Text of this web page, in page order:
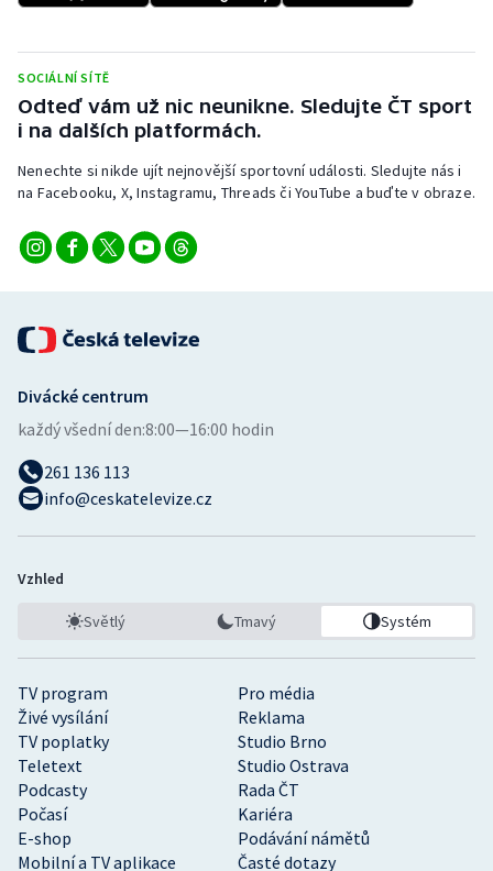
SOCIÁLNÍ SÍTĚ
Odteď vám už nic neunikne. Sledujte ČT sport
i na dalších platformách.
Nenechte si nikde ujít nejnovější sportovní události. Sledujte nás i
na Facebooku, X, Instagramu, Threads či YouTube a buďte v obraze.
TV program
Pro média
Živé vysílání
Reklama
TV poplatky
Studio Brno
Teletext
Studio Ostrava
Podcasty
Rada ČT
Počasí
Kariéra
E-shop
Podávání námětů
Mobilní a TV aplikace
Časté dotazy
Divácké centrum
každý všední den:8:00—16:00 hodin
261 136 113
info@ceskatelevize.cz
Vzhled
Světlý Tmavý Systém